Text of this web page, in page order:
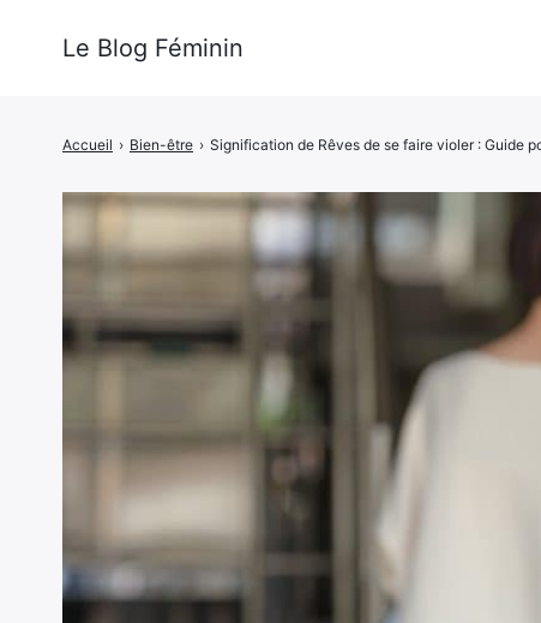
Accueil › Bien-être › Signification de Rêves de se faire violer : Guide
Le Blog Féminin